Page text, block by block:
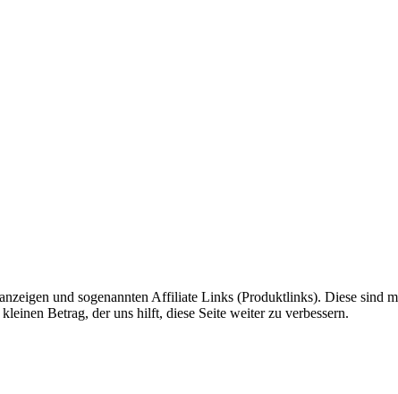
und sogenannten Affiliate Links (Produktlinks). Diese
Betrag, der uns hilft, diese Seite weiter zu verbessern.